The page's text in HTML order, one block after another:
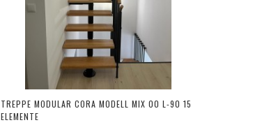
TREPPE MODULAR CORA MODELL MIX 00 L-90 15
ELEMENTE